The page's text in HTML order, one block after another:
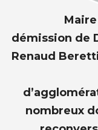
démission de
Renaud
nombreux